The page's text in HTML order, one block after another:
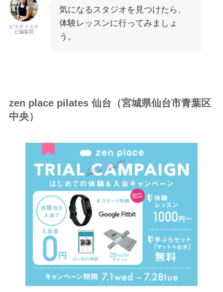
ピラティスナ
ビ編集部
気になるスタジオを見つけたら、
体験レッスンに行ってみましょ
う。
zen place pilates 仙台（宮城県仙台市青葉区
中央）